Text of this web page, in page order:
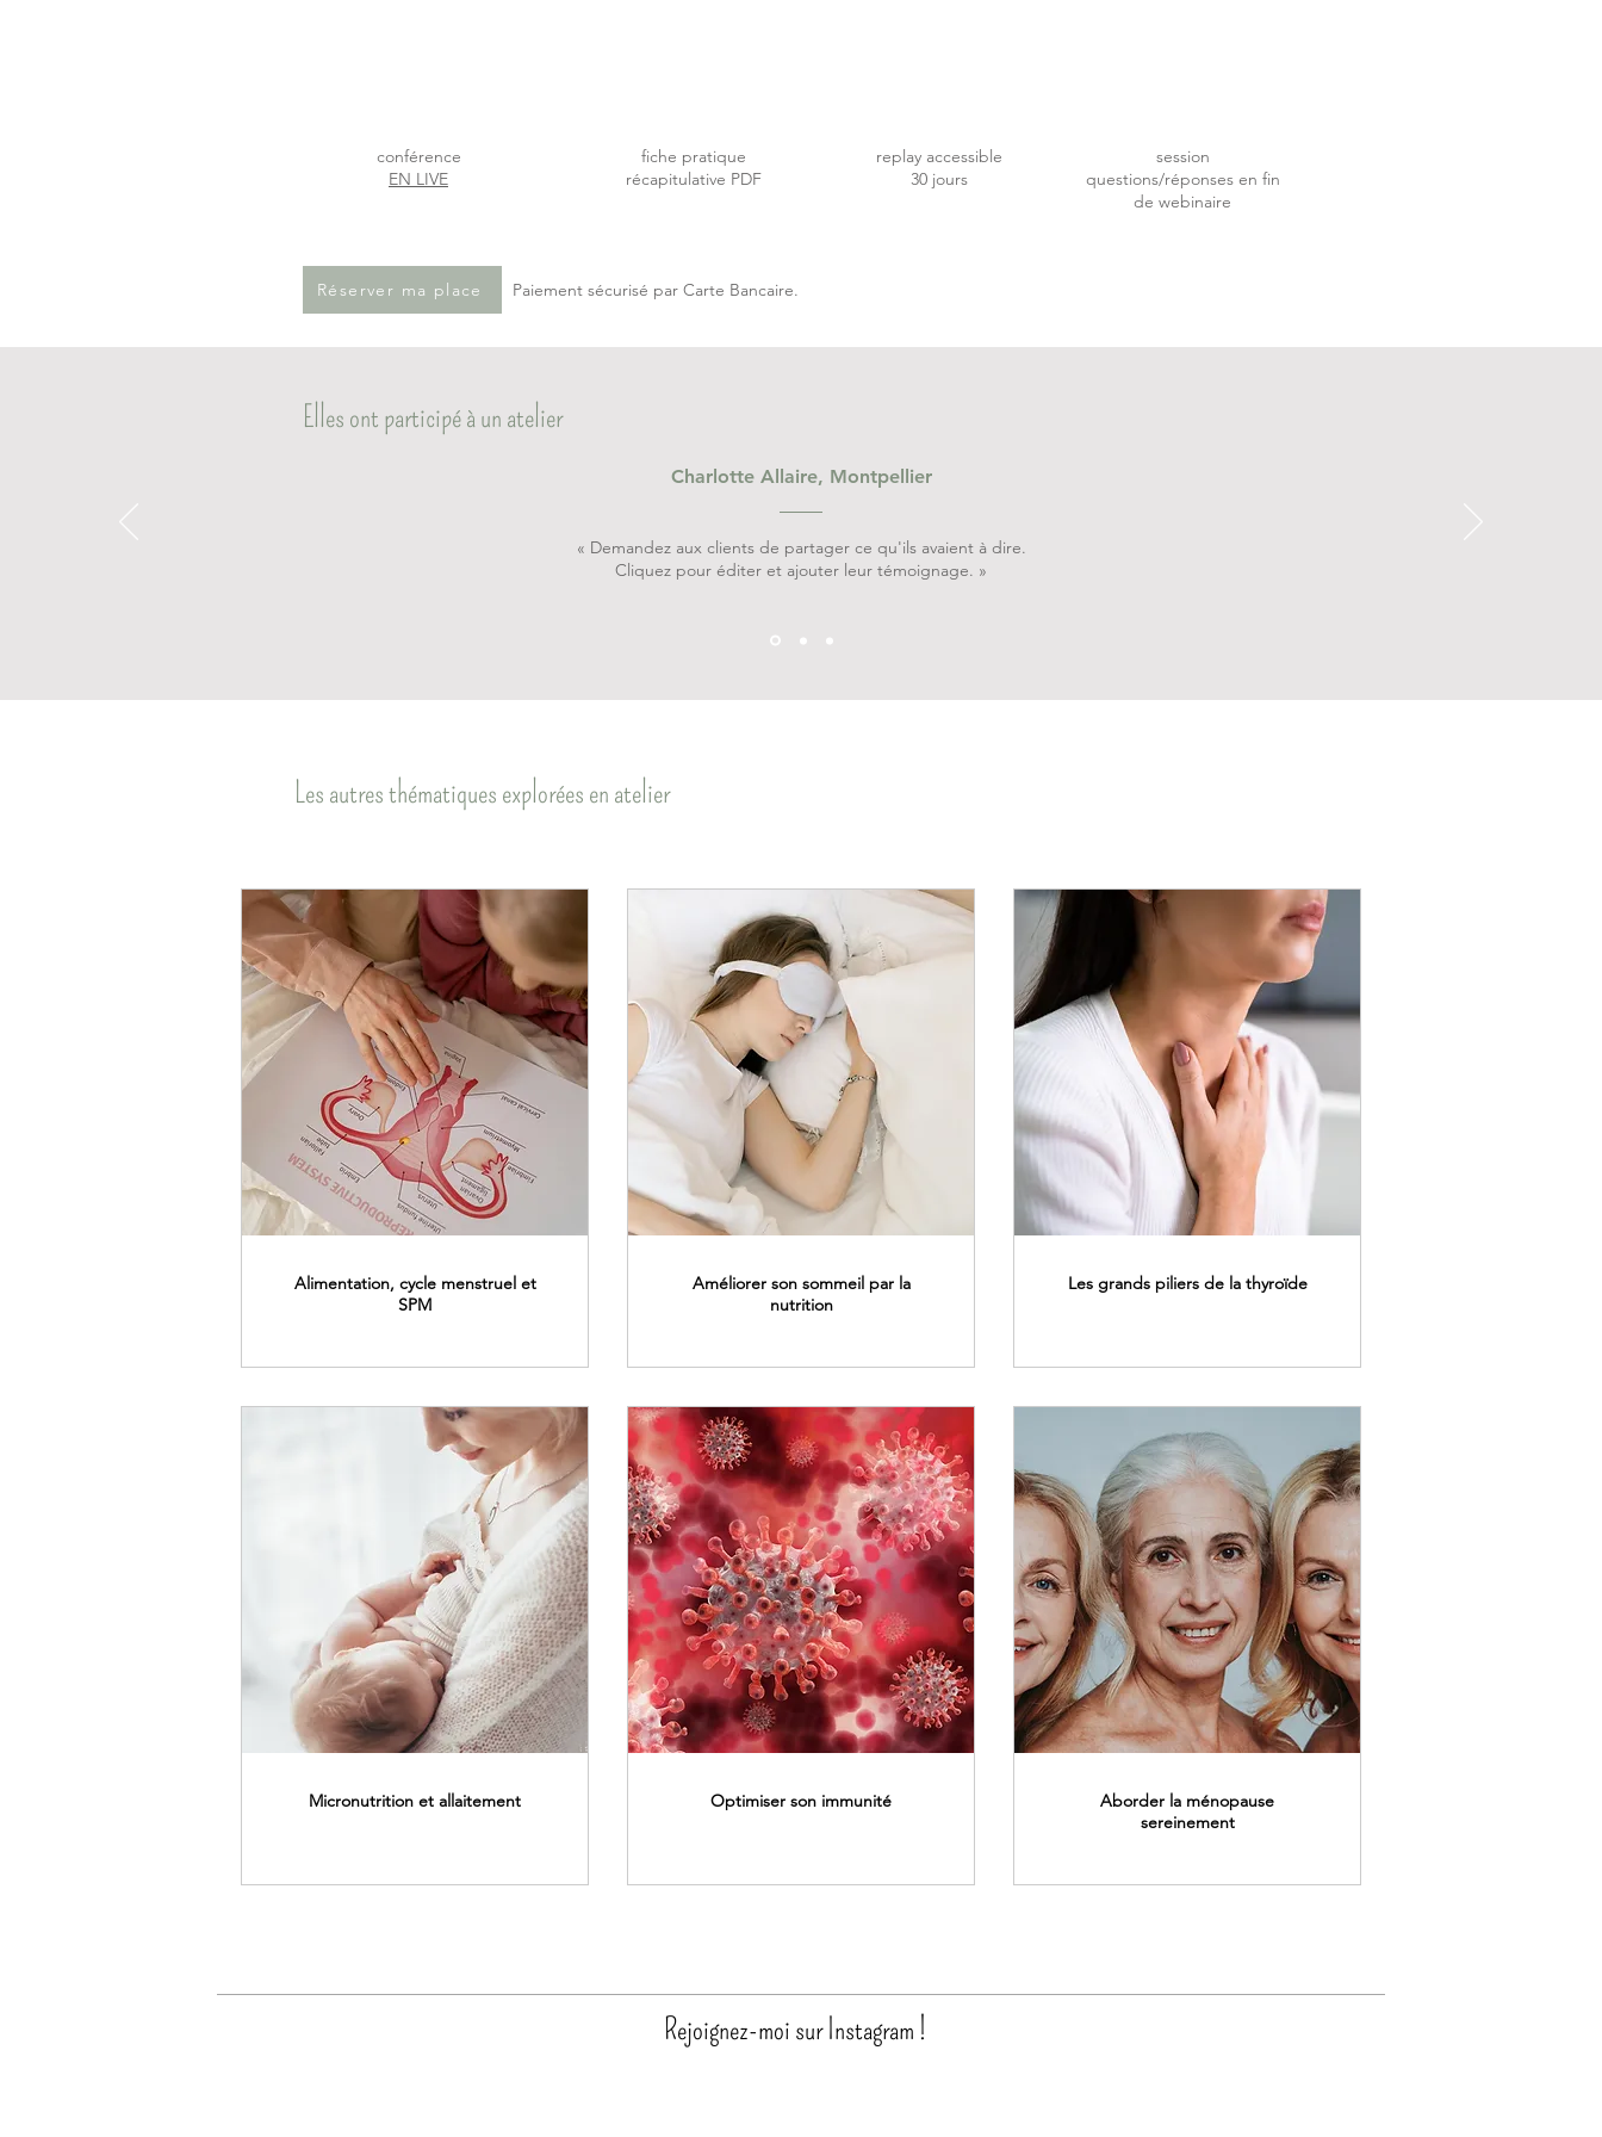
conférence
EN LIVE
fiche pratique
récapitulative PDF
replay accessible
30 jours
session
questions/réponses en fin
de webinaire
Réserver ma place Paiement sécurisé par Carte Bancaire.
Elles ont participé à un atelier
Charlotte Allaire, Montpellier
« Demandez aux clients de partager ce qu'ils avaient à dire.
Cliquez pour éditer et ajouter leur témoignage. »
Les autres thématiques explorées en atelier
Alimentation, cycle menstruel et
SPM
Améliorer son sommeil par la
nutrition
Les grands piliers de la thyroïde
Micronutrition et allaitement Optimiser son immunité
Aborder la ménopause
sereinement
Rejoignez-moi sur Instagram !